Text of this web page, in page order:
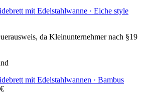
mit Edelstahlwanne · Eiche style
da Kleinunternehmer nach §19
mit Edelstahlwannen · Bambus
€